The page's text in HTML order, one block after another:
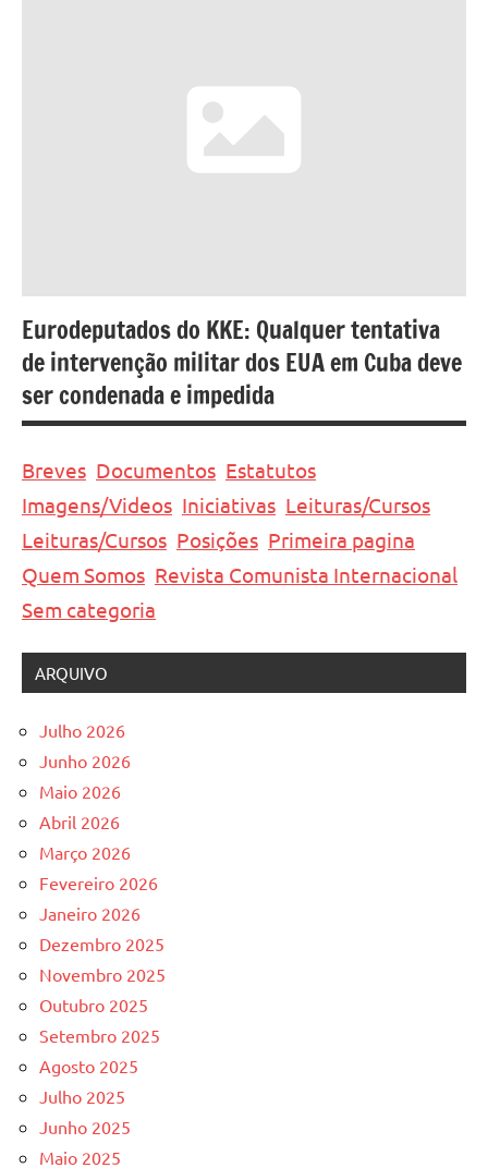
Eurodeputados do KKE: Qualquer tentativa
de intervenção militar dos EUA em Cuba deve
ser condenada e impedida
Breves Documentos Estatutos
Imagens/Videos Iniciativas Leituras/Cursos
Leituras/Cursos Posições Primeira pagina
Quem Somos Revista Comunista Internacional
Sem categoria
ARQUIVO
Julho 2026
Junho 2026
Maio 2026
Abril 2026
Março 2026
Fevereiro 2026
Janeiro 2026
Dezembro 2025
Novembro 2025
Outubro 2025
Setembro 2025
Agosto 2025
Julho 2025
Junho 2025
Maio 2025